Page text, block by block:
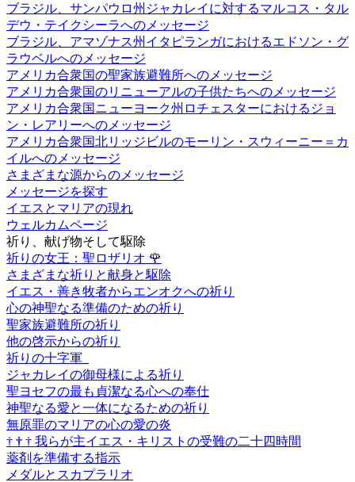
ブラジル、サンパウロ州ジャカレイに対するマルコス・タル
デウ・テイクシーラへのメッセージ
ブラジル、アマゾナス州イタピランガにおけるエドソン・グ
ラウベルへのメッセージ
アメリカ合衆国の聖家族避難所へのメッセージ
アメリカ合衆国のリニューアルの子供たちへのメッセージ
アメリカ合衆国ニューヨーク州ロチェスターにおけるジョ
ン・レアリーへのメッセージ
アメリカ合衆国北リッジビルのモーリン・スウィーニー＝カ
イルへのメッセージ
さまざまな源からのメッセージ
メッセージを探す
イエスとマリアの現れ
ウェルカムページ
祈り、献げ物そして駆除
祈りの女王：聖ロザリオ 🌹
さまざまな祈りと献身と駆除
イエス・善き牧者からエンオクへの祈り
心の神聖なる準備のための祈り
聖家族避難所の祈り
他の啓示からの祈り
祈りの十字軍
ジャカレイの御母様による祈り
聖ヨセフの最も貞潔なる心への奉仕
神聖なる愛と一体になるための祈り
無原罪のマリアの心の愛の炎
† † † 我らが主イエス・キリストの受難の二十四時間
薬剤を準備する指示
メダルとスカプラリオ